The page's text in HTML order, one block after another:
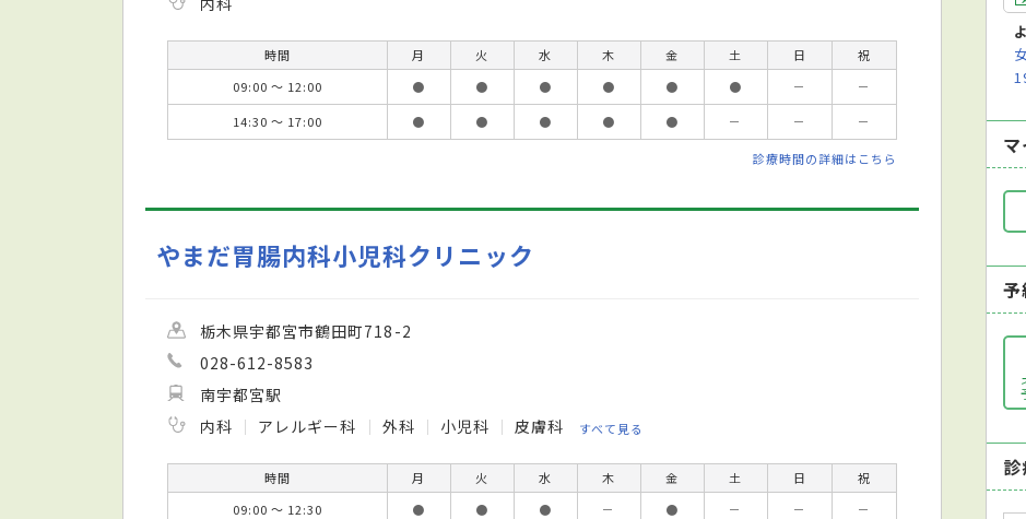
時間 月 火 水 木 金 土 日
祝
09:00 ～ 12:00
● ● ● ● ● ● －
－
14:30 ～ 17:00
● ● ● ● ● － － －
診療時間の詳細はこちら
やまだ胃腸内科小児科クリニック
栃木県宇都宮市鶴田町718-2
028-612-8583
南宇都宮駅
内科
アレルギー科 外科 小児科 皮膚科 すべて見る
時間 月 火 水 木 金 土 日
祝
09:00 ～ 12:30
● ● ● － ● － －
－